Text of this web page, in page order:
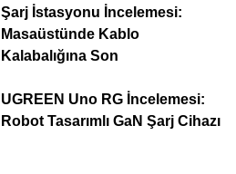
Şarj İstasyonu İncelemesi:
Masaüstünde Kablo
Kalabalığına Son
UGREEN Uno RG İncelemesi:
Robot Tasarımlı GaN Şarj Cihazı